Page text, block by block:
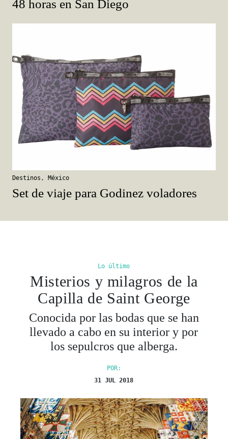
48 horas en San Diego
Destinos , México
Set de viaje para Godinez voladores
Lo último
Misterios y milagros de la
Capilla de Saint George
Conocida por las bodas que se han
llevado a cabo en su interior y por
los sepulcros que alberga.
POR:
31 JUL 2018